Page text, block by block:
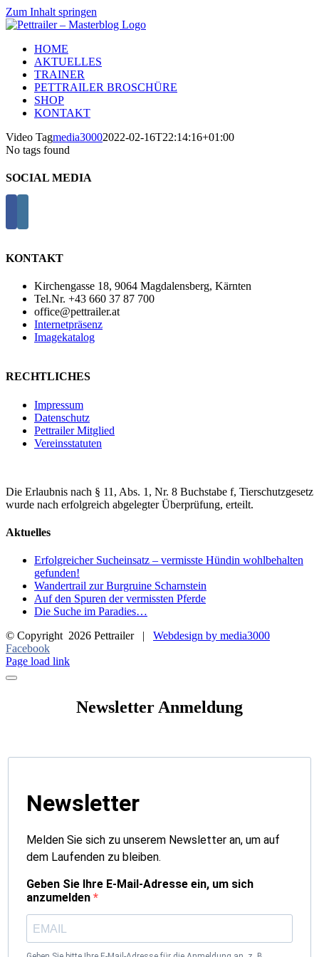
Zum Inhalt springen
HOME
AKTUELLES
TRAINER
PETTRAILER BROSCHÜRE
SHOP
KONTAKT
Video Tagmedia30002022-02-16T22:14:16+01:00
No tags found
SOCIAL MEDIA
KONTAKT
Kirchengasse 18, 9064 Magdalensberg, Kärnten
Tel.Nr. +43 660 37 87 700
office@pettrailer.at
Internetpräsenz
Imagekatalog
RECHTLICHES
Impressum
Datenschutz
Pettrailer Mitglied
Vereinsstatuten
Die Erlaubnis nach § 11, Abs. 1, Nr. 8 Buchstabe f, Tierschutzgesetz
wurde nach erfolgreich abgelegter Überprüfung, erteilt.
Aktuelles
Erfolgreicher Sucheinsatz – vermisste Hündin wohlbehalten
gefunden!
Wandertrail zur Burgruine Scharnstein
Auf den Spuren der vermissten Pferde
Die Suche im Paradies…
© Copyright 2026 Pettrailer | Webdesign by media3000
Facebook
Page load link
Newsletter Anmeldung
Newsletter
Melden Sie sich zu unserem Newsletter an, um auf
dem Laufenden zu bleiben.
Geben Sie Ihre E-Mail-Adresse ein, um sich
anzumelden